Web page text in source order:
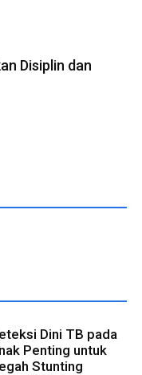
Disiplin dan
Dini TB pada
Penting untuk
Stunting